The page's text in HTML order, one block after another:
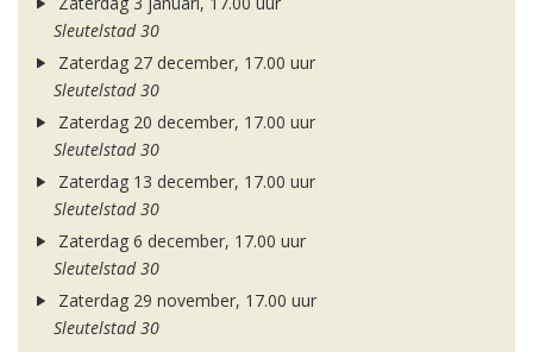
Sleutelstad 30
Zaterdag 27 december, 17.00 uur
Sleutelstad 30
Zaterdag 20 december, 17.00 uur
Sleutelstad 30
Zaterdag 13 december, 17.00 uur
Sleutelstad 30
Zaterdag 6 december, 17.00 uur
Sleutelstad 30
Zaterdag 29 november, 17.00 uur
Sleutelstad 30